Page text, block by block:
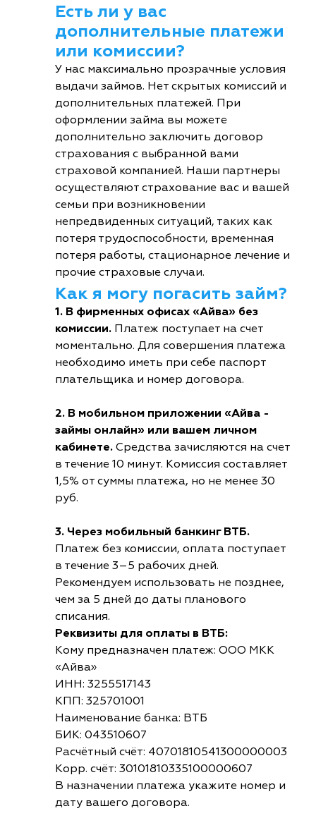
Есть ли у вас
дополнительные платежи
или комиссии?
У нас максимально прозрачные условия
выдачи займов. Нет скрытых комиссий и
дополнительных платежей. При
оформлении займа вы можете
дополнительно заключить договор
страхования с выбранной вами
страховой компанией. Наши партнеры
осуществляют страхование вас и вашей
семьи при возникновении
непредвиденных ситуаций, таких как
потеря трудоспособности, временная
потеря работы, стационарное лечение и
прочие страховые случаи.
Как я могу погасить займ?
1. В фирменных офисах «Айва» без
комиссии. Платеж поступает на счет
моментально. Для совершения платежа
необходимо иметь при себе паспорт
плательщика и номер договора.
2. В мобильном приложении «Айва -
займы онлайн» или вашем личном
кабинете. Средства зачисляются на счет
в течение 10 минут. Комиссия составляет
1,5% от суммы платежа, но не менее 30
руб.
3. Через мобильный банкинг ВТБ.
Платеж без комиссии, оплата поступает
в течение 3–5 рабочих дней.
Рекомендуем использовать не позднее,
чем за 5 дней до даты планового
списания.
Реквизиты для оплаты в ВТБ:
Кому предназначен платеж: ООО МКК
«Айва»
ИНН: 3255517143
КПП: 325701001
Наименование банка: ВТБ
БИК: 043510607
Расчётный счёт: 40701810541300000003
Корр. счёт: 30101810335100000607
В назначении платежа укажите номер и
дату вашего договора.